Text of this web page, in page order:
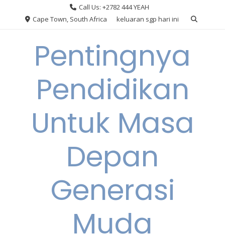
Call Us: +2782 444 YEAH
Cape Town, South Africa
keluaran sgp hari ini
Pentingnya
Pendidikan
Untuk Masa
Depan
Generasi
Muda